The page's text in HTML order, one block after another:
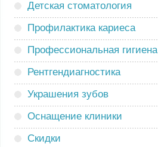
Детская стоматология
Профилактика кариеса
Профессиональная гигиена
Рентгендиагностика
Украшения зубов
Оснащение клиники
Скидки